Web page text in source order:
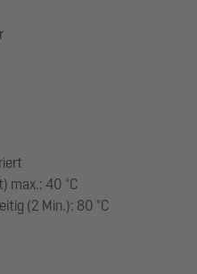
max.: 40 °C
(2 Min.): 80 °C